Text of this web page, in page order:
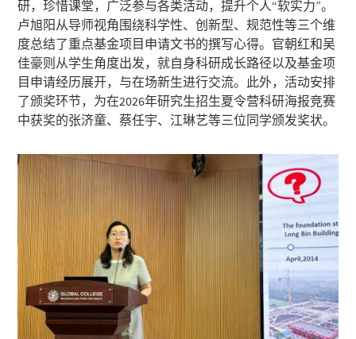
研，珍惜课堂，广泛参与各类活动，提升个人“软实力”。
卢旭阳从导师视角围绕科学性、创新型、规范性等三个维
度总结了重点基金项目申请文书的撰写心得。官朝红和吴
佳豪则从学生角度出发，就自身科研成长路径以及基金项
目申请经历展开，与在场新生进行交流。此外，活动安排
了颁奖环节，为在2026年研究生招生夏令营科研海报竞赛
中获奖的张济童、蔡任宇、江琳艺等三位同学颁发奖状。